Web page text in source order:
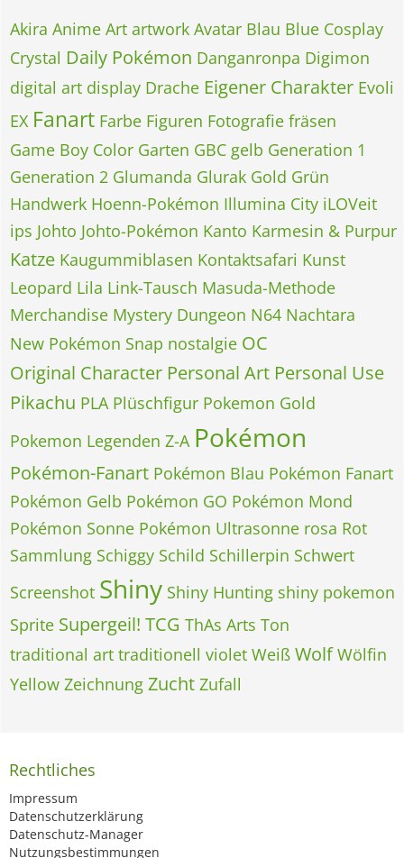
Akira Anime Art artwork Avatar Blau Blue Cosplay
Crystal Daily Pokémon Danganronpa Digimon
digital art display Drache Eigener Charakter Evoli
EX Fanart Farbe Figuren Fotografie fräsen
Game Boy Color Garten GBC gelb Generation 1
Generation 2 Glumanda Glurak Gold Grün
Handwerk Hoenn-Pokémon Illumina City iLOVeit
ips Johto Johto-Pokémon Kanto Karmesin & Purpur
Katze Kaugummiblasen Kontaktsafari Kunst
Leopard Lila Link-Tausch Masuda-Methode
Merchandise Mystery Dungeon N64 Nachtara
New Pokémon Snap nostalgie OC
Original Character Personal Art Personal Use
Pikachu PLA Plüschfigur Pokemon Gold
Pokemon Legenden Z-A Pokémon
Pokémon-Fanart Pokémon Blau Pokémon Fanart
Pokémon Gelb Pokémon GO Pokémon Mond
Pokémon Sonne Pokémon Ultrasonne rosa Rot
Sammlung Schiggy Schild Schillerpin Schwert
Screenshot Shiny Shiny Hunting shiny pokemon
Sprite Supergeil! TCG ThAs Arts Ton
traditional art traditionell violet Weiß Wolf Wölfin
Yellow Zeichnung Zucht Zufall
Rechtliches
Impressum
Datenschutzerklärung
Datenschutz-Manager
Nutzungsbestimmungen